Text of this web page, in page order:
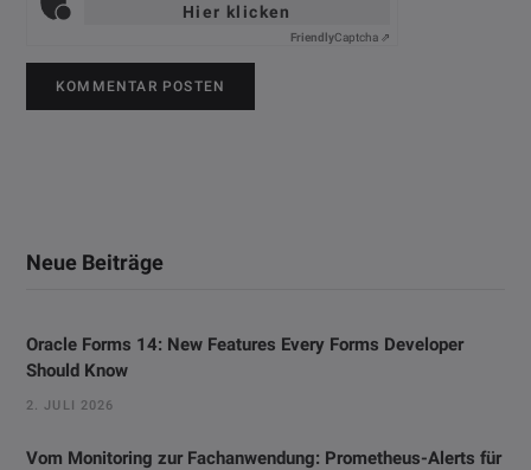
Hier klicken
FriendlyCaptcha ⇗
Neue Beiträge
Oracle Forms 14: New Features Every Forms Developer
Should Know
2. JULI 2026
Vom Monitoring zur Fachanwendung: Prometheus-Alerts für